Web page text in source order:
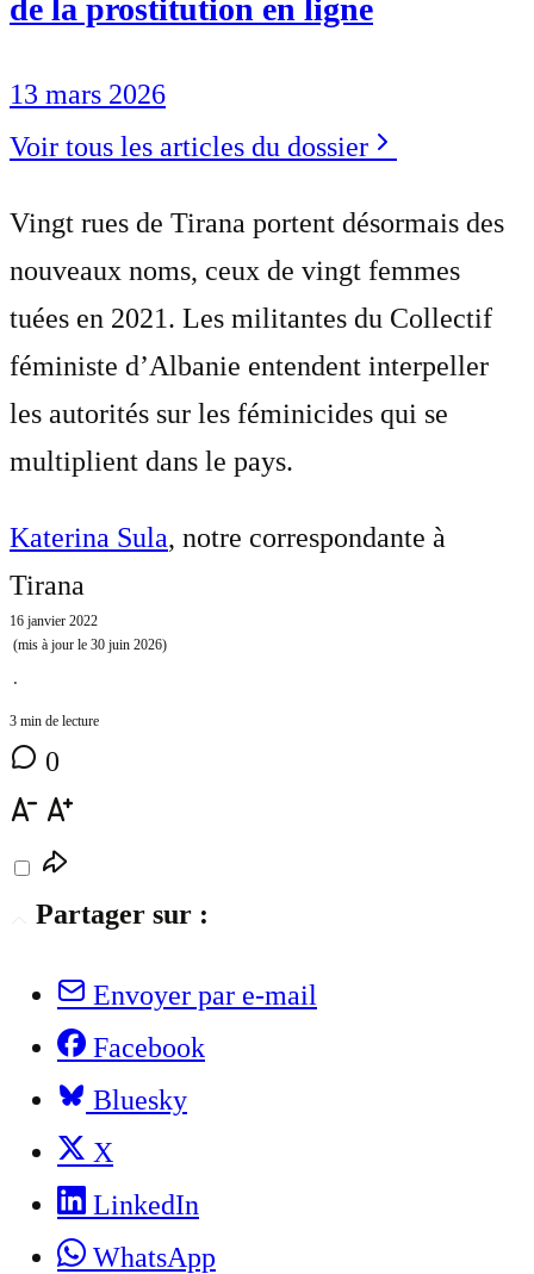
de la prostitution en ligne
13 mars 2026
Voir tous les articles du dossier
Vingt rues de Tirana portent désormais des
nouveaux noms, ceux de vingt femmes
tuées en 2021. Les militantes du Collectif
féministe d’Albanie entendent interpeller
les autorités sur les féminicides qui se
multiplient dans le pays.
Katerina Sula, notre correspondante à
Tirana
16 janvier 2022
(mis à jour le 30 juin 2026)
⋅
3 min de lecture
0
Partager sur :
Envoyer par e-mail
Facebook
Bluesky
X
LinkedIn
WhatsApp